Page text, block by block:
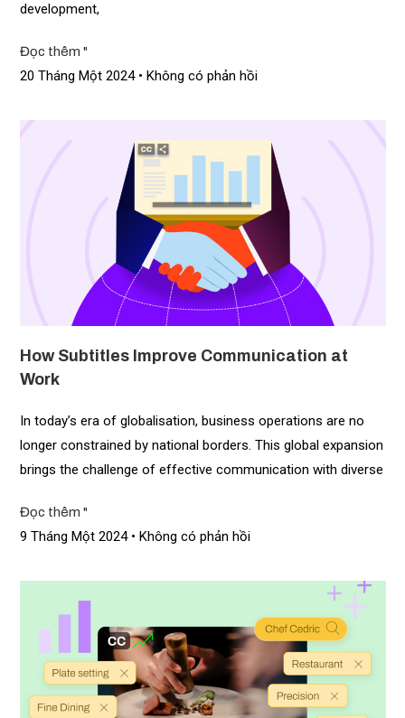
development,
Đọc thêm "
20 Tháng Một 2024 Không có phản hồi
How Subtitles Improve Communication at
Work
In today’s era of globalisation, business operations are no
longer constrained by national borders. This global expansion
brings the challenge of effective communication with diverse
Đọc thêm "
9 Tháng Một 2024 Không có phản hồi